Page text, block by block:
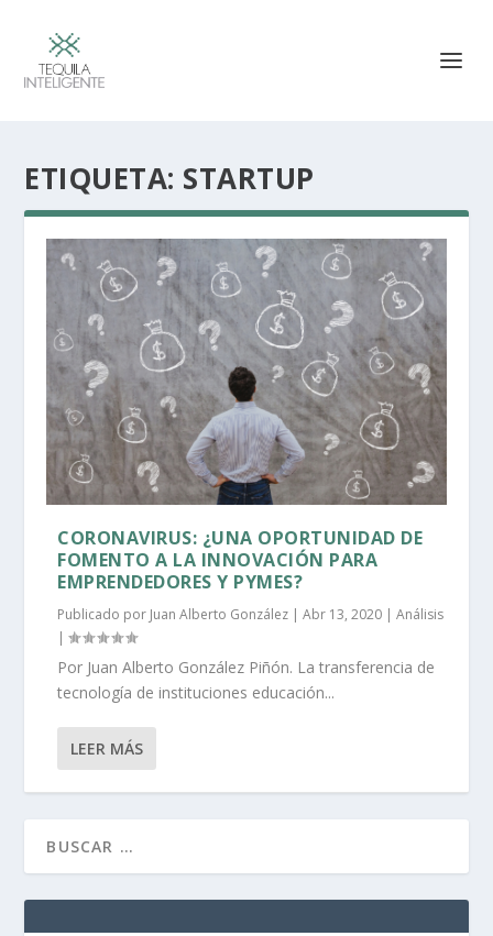
ETIQUETA: STARTUP
CORONAVIRUS: ¿UNA OPORTUNIDAD DE
FOMENTO A LA INNOVACIÓN PARA
EMPRENDEDORES Y PYMES?
Publicado por Juan Alberto González |Abr 13, 2020 |Análisis
|
Por Juan Alberto González Piñón. La transferencia de
tecnología de instituciones educación...
LEER MÁS